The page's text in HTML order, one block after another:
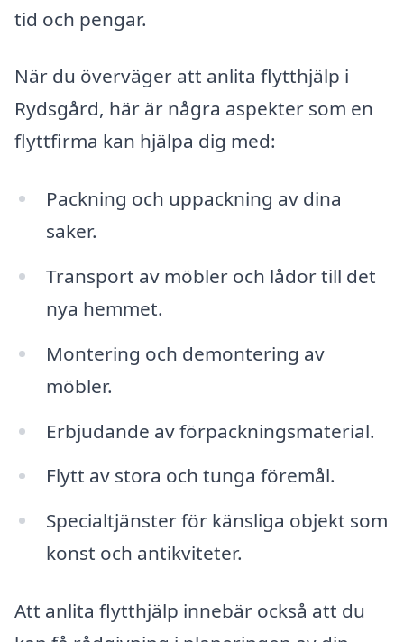
tid och pengar.
När du överväger att anlita flytthjälp i
Rydsgård, här är några aspekter som en
flyttfirma kan hjälpa dig med:
Packning och uppackning av dina
saker.
Transport av möbler och lådor till det
nya hemmet.
Montering och demontering av
möbler.
Erbjudande av förpackningsmaterial.
Flytt av stora och tunga föremål.
Specialtjänster för känsliga objekt som
konst och antikviteter.
Att anlita flytthjälp innebär också att du